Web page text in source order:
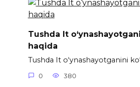
Tushda It
haqida
Tushda It o‘ynashayotganini
0 380